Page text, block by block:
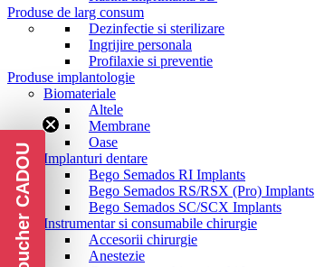
Produse de larg consum
Dezinfectie si sterilizare
Ingrijire personala
Profilaxie si preventie
Produse implantologie
Biomateriale
Altele
Membrane
Oase
Implanturi dentare
Bego Semados RI Implants
Bego Semados RS/RSX (Pro) Implants
Bego Semados SC/SCX Implants
Instrumentar si consumabile chirurgie
Accesorii chirurgie
Anestezie
Voucher CADOU